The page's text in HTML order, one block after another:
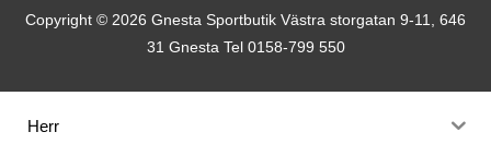
Copyright © 2026 Gnesta Sportbutik Västra storgatan 9-11, 646
31 Gnesta Tel 0158-799 550
Herr